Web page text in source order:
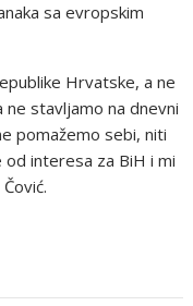
sa evropskim
Hrvatske, a ne
ne stavljamo na dnevni
pomažemo sebi, niti
interesa za BiH i mi